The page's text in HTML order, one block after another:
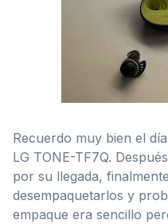
Recuerdo muy bien el
LG TONE-TF7Q.
por su llegada,
desempaquetarlos y
empaque era sencillo